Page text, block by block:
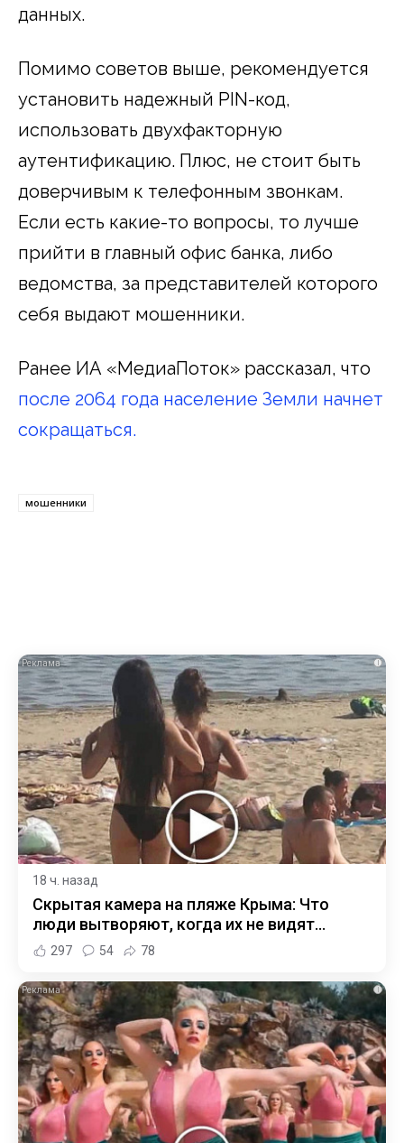
данных.
Помимо советов выше, рекомендуется
установить надежный PIN-код,
использовать двухфакторную
аутентификацию. Плюс, не стоит быть
доверчивым к телефонным звонкам.
Если есть какие-то вопросы, то лучше
прийти в главный офис банка, либо
ведомства, за представителей которого
себя выдают мошенники.
Ранее ИА «МедиаПоток» рассказал, что
после 2064 года население Земли начнет
сокращаться.
мошенники
i
18 ч. назад
Скрытая камера на пляже Крыма: Что
люди вытворяют, когда их не видят...
297 54 78
i